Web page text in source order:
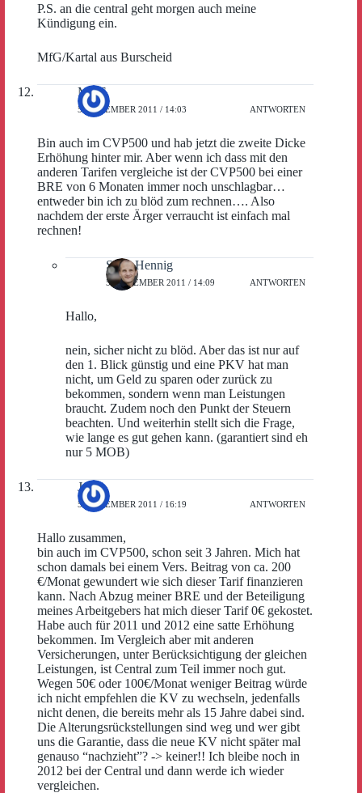
P.S. an die central geht morgen auch meine
Kündigung ein.
MfG/Kartal aus Burscheid
MDE
5. DEZEMBER 2011 / 14:03 ANTWORTEN
Bin auch im CVP500 und hab jetzt die zweite Dicke
Erhöhung hinter mir. Aber wenn ich dass mit den
anderen Tarifen vergleiche ist der CVP500 bei einer
BRE von 6 Monaten immer noch unschlagbar…
entweder bin ich zu blöd zum rechnen…. Also
nachdem der erste Ärger verraucht ist einfach mal
rechnen!
Sven Hennig
5. DEZEMBER 2011 / 14:09 ANTWORTEN
Hallo,
nein, sicher nicht zu blöd. Aber das ist nur auf
den 1. Blick günstig und eine PKV hat man
nicht, um Geld zu sparen oder zurück zu
bekommen, sondern wenn man Leistungen
braucht. Zudem noch den Punkt der Steuern
beachten. Und weiterhin stellt sich die Frage,
wie lange es gut gehen kann. (garantiert sind eh
nur 5 MOB)
Johi
5. DEZEMBER 2011 / 16:19 ANTWORTEN
Hallo zusammen,
bin auch im CVP500, schon seit 3 Jahren. Mich hat
schon damals bei einem Vers. Beitrag von ca. 200
€/Monat gewundert wie sich dieser Tarif finanzieren
kann. Nach Abzug meiner BRE und der Beteiligung
meines Arbeitgebers hat mich dieser Tarif 0€ gekostet.
Habe auch für 2011 und 2012 eine satte Erhöhung
bekommen. Im Vergleich aber mit anderen
Versicherungen, unter Berücksichtigung der gleichen
Leistungen, ist Central zum Teil immer noch gut.
Wegen 50€ oder 100€/Monat weniger Beitrag würde
ich nicht empfehlen die KV zu wechseln, jedenfalls
nicht denen, die bereits mehr als 15 Jahre dabei sind.
Die Alterungsrückstellungen sind weg und wer gibt
uns die Garantie, dass die neue KV nicht später mal
genauso “nachzieht”? -> keiner!! Ich bleibe noch in
2012 bei der Central und dann werde ich wieder
vergleichen.